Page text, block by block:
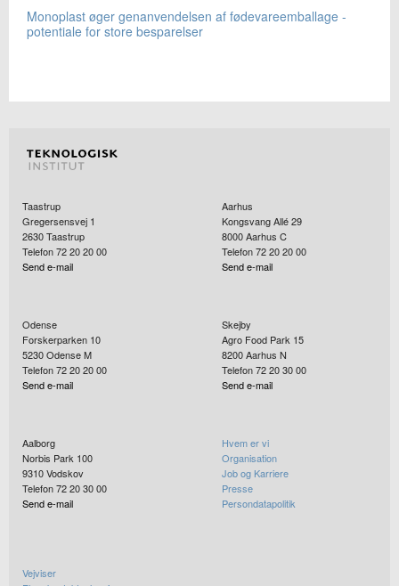
Monoplast øger genanvendelsen af fødevareemballage -
potentiale for store besparelser
Taastrup
Gregersensvej 1
2630Taastrup
Telefon 72 20 20 00
Send e-mail
Aarhus
Kongsvang Allé 29
8000Aarhus C
Telefon 72 20 20 00
Send e-mail
Odense
Forskerparken 10
5230Odense M
Telefon 72 20 20 00
Send e-mail
Skejby
Agro Food Park 15
8200Aarhus N
Telefon 72 20 30 00
Send e-mail
Aalborg
Norbis Park 100
9310Vodskov
Telefon 72 20 30 00
Send e-mail
Hvem er vi
Organisation
Job og Karriere
Presse
Persondatapolitik
Vejviser